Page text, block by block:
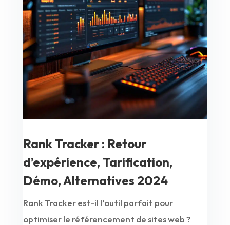
Rank Tracker : Retour
d’expérience, Tarification,
Démo, Alternatives 2024
Rank Tracker est-il l’outil parfait pour
optimiser le référencement de sites web ?